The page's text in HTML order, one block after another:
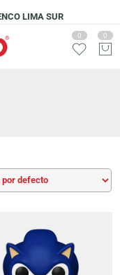
LIMA SUR
0 0